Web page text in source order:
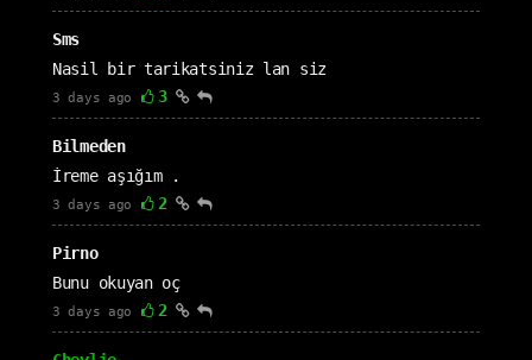
Sms
Nasil bir tarikatsiniz lan siz
3 days ago 3
Bilmeden
İreme aşığım .
3 days ago 2
Pirno
Bunu okuyan oç
3 days ago 2